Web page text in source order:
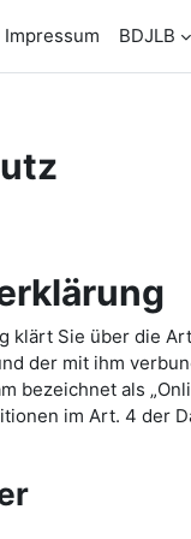
Impressum BDJLB
klärt Sie über die
der mit ihm
bezeichnet als
im Art. 4 der